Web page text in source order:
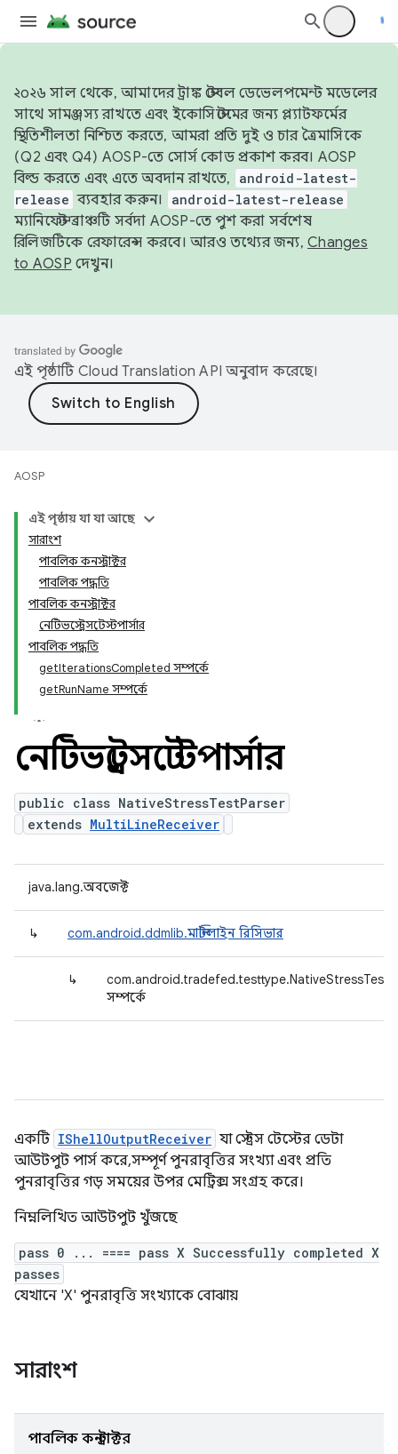
২০২৬ সাল থেকে, আমাদের ট্রাঙ্ক স্টেবল ডেভেলপমেন্ট মডেলের
সাথে সামঞ্জস্য রাখতে এবং ইকোসিস্টেমের জন্য প্ল্যাটফর্মের
স্থিতিশীলতা নিশ্চিত করতে, আমরা প্রতি দুই ও চার ত্রৈমাসিকে
(Q2 এবং Q4) AOSP-তে সোর্স কোড প্রকাশ করব। AOSP
বিল্ড করতে এবং এতে অবদান রাখতে,
android-latest-
release ব্যবহার করুন। android-latest-release
ম্যানিফেস্ট ব্রাঞ্চটি সর্বদা AOSP-তে পুশ করা সর্বশেষ
রিলিজটিকে রেফারেন্স করবে। আরও তথ্যের জন্য, Changes
to AOSP দেখুন।
এই পৃষ্ঠাটি Cloud Translation API অনুবাদ করেছে।
AOSP
এই পৃষ্ঠায় যা যা আছে
সারাংশ
পাবলিক কনস্ট্রাক্টর
পাবলিক পদ্ধতি
পাবলিক কনস্ট্রাক্টর
নেটিভস্ট্রেসটেস্টপার্সার
পাবলিক পদ্ধতি
getIterationsCompleted সম্পর্কে
getRunName সম্পর্কে
নেটিভস্ট্রেসটেস্টপার্সার
public class NativeStressTestParser
extends MultiLineReceiver
java.lang.অবজেক্ট
↳ com.android.ddmlib.মাল্টিলাইন রিসিভার
↳
সম্পর্কে
একটি IShellOutputReceiver যা স্ট্রেস টেস্টের ডেটা
আউটপুট পার্স করে, সম্পূর্ণ পুনরাবৃত্তির সংখ্যা এবং প্রতি
পুনরাবৃত্তির গড় সময়ের উপর মেট্রিক্স সংগ্রহ করে।
নিম্নলিখিত আউটপুট খুঁজছে
pass 0 ... ==== pass X Successfully completed X
passes
যেখানে 'X' পুনরাবৃত্তি সংখ্যাকে বোঝায়
সারাংশ
পাবলিক কনস্ট্রাক্টর